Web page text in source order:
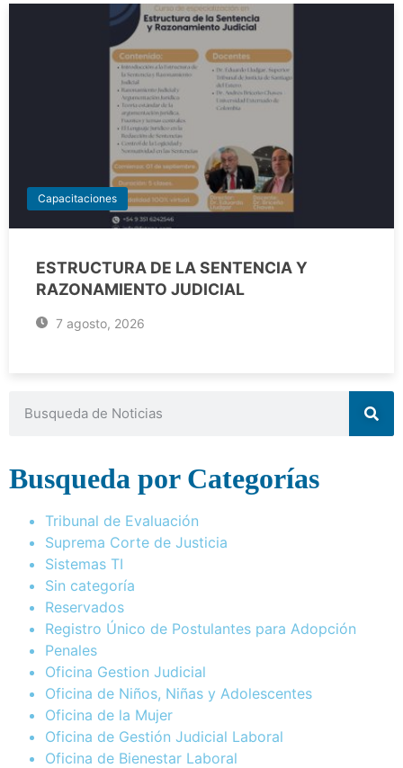
Capacitaciones
ESTRUCTURA DE LA SENTENCIA Y
RAZONAMIENTO JUDICIAL
7 agosto, 2026
Busqueda por Categorías
Tribunal de Evaluación
Suprema Corte de Justicia
Sistemas TI
Sin categoría
Reservados
Registro Único de Postulantes para Adopción
Penales
Oficina Gestion Judicial
Oficina de Niños, Niñas y Adolescentes
Oficina de la Mujer
Oficina de Gestión Judicial Laboral
Oficina de Bienestar Laboral